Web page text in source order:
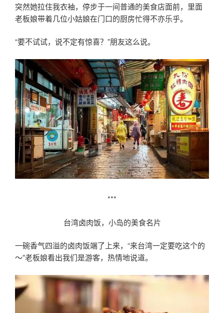
突然她拉住我衣袖，停步于一间普通的美食店面前，里面
老板娘带着几位小姑娘在门口的厨房忙得不亦乐乎。
“要不试试，说不定有惊喜？”朋友这么说。
***
台湾卤肉饭，小岛的美食名片
一碗香气四溢的卤肉饭端了上来，“来台湾一定要吃这个的
～”老板娘看出我们是游客，热情地说道。